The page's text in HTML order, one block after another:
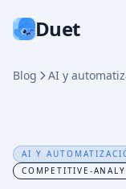
Duet
Blog AI y
AI Y
COMPETITIVE-